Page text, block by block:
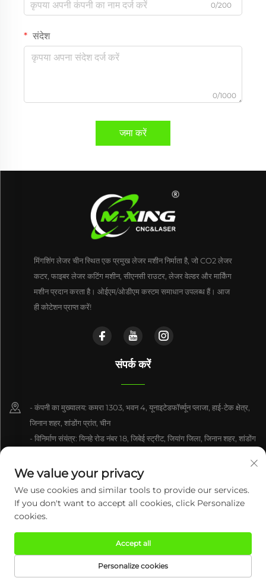
0/200
संदेश
0/1000
जमा करें
मिंगशिंग लेजर चीन स्थित एक प्रमुख लेजर मशीन निर्माता है, जो CO2 लेजर
कटर, फाइबर लेजर कटिंग मशीन, सीएनसी राउटर, लेजर वेल्डर और मार्किंग
मशीन प्रदान करता है। ओईएम/ओडीएम कस्टम समाधान उपलब्ध हैं। आज
ही कोटेशन प्राप्त करें!
संपर्क करें
- कंपनी का मुख्यालय: कमरा 1303, भवन 4, यूनाइटेडफॉर्च्यून प्लाजा, हाई-टेक क्षेत्र,
जिनान शहर, शांडोंग प्रांत, चीन
- विनिर्माण संयंत्र: यिनहे रोड नंबर 18, जिबेई स्ट्रीट, जियांग जिला, जिनान शहर, शांडोंग
+86-15550470662
[email protected]
कॉपीराइट © 2026 सेंचुरी मिंगशिंग (जिनान) इंटेलिजेंट टेक्नोलॉजी कंपनी लिमिटेड। सर्वाधिकार
सुरक्षित। गोपनीयता नीति
We value your privacy
We use cookies and similar tools to provide our services.
If you don't want to accept all cookies, click Personalize
cookies.
Personalize cookies
Accept all